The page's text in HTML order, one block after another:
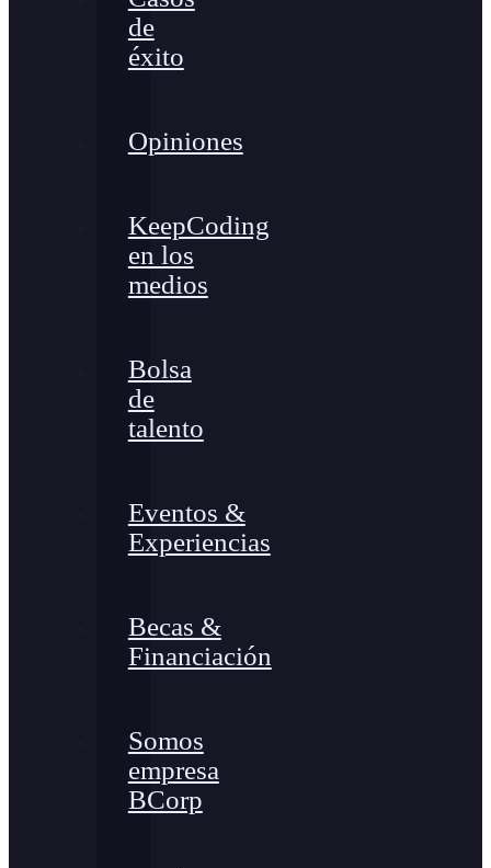
de
éxito
Opiniones
KeepCoding
en los
medios
Bolsa
de
talento
Eventos &
Experiencias
Becas &
Financiación
Somos
empresa
BCorp